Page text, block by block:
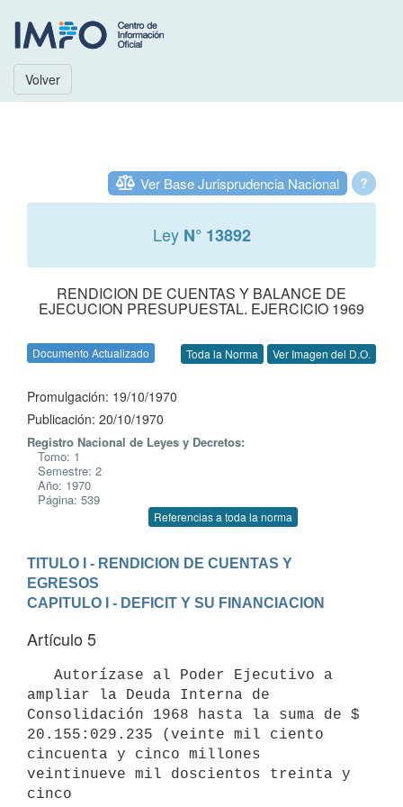
Volver
?
Ver Base Jurisprudencia Nacional
Ley N° 13892
RENDICION DE CUENTAS Y BALANCE DE
EJECUCION PRESUPUESTAL. EJERCICIO 1969
Documento Actualizado Toda la Norma Ver Imagen del D.O.
Promulgación: 19/10/1970
Publicación: 20/10/1970
Registro Nacional de Leyes y Decretos:
Tomo: 1
Semestre: 2
Año: 1970
Página: 539
Referencias a toda la norma
TITULO I - RENDICION DE CUENTAS Y
EGRESOS
CAPITULO I - DEFICIT Y SU FINANCIACION
Artículo 5
ampliar la Deuda Interna de
Consolidación 1968 hasta la suma de $
20.155:029.235 (veinte mil ciento
cincuenta y cinco millones
veintinueve mil doscientos treinta y
cinco